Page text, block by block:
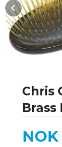
Prev
Chris
Brass
Pris
NOK